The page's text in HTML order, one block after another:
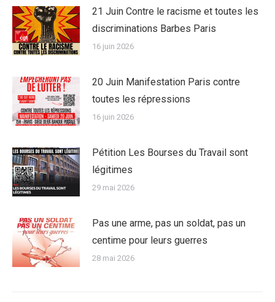
21 Juin Contre le racisme et toutes les
discriminations Barbes Paris
16 juin 2026
20 Juin Manifestation Paris contre
toutes les répressions
16 juin 2026
Pétition Les Bourses du Travail sont
légitimes
29 mai 2026
Pas une arme, pas un soldat, pas un
centime pour leurs guerres
28 mai 2026